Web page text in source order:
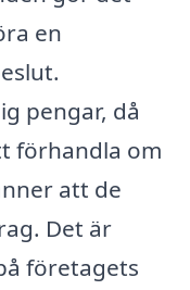
en
pengar, då
förhandla om
att de
Det är
företagets